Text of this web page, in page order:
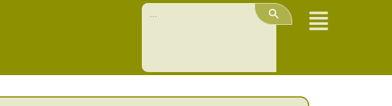
Search
for:
Search Button